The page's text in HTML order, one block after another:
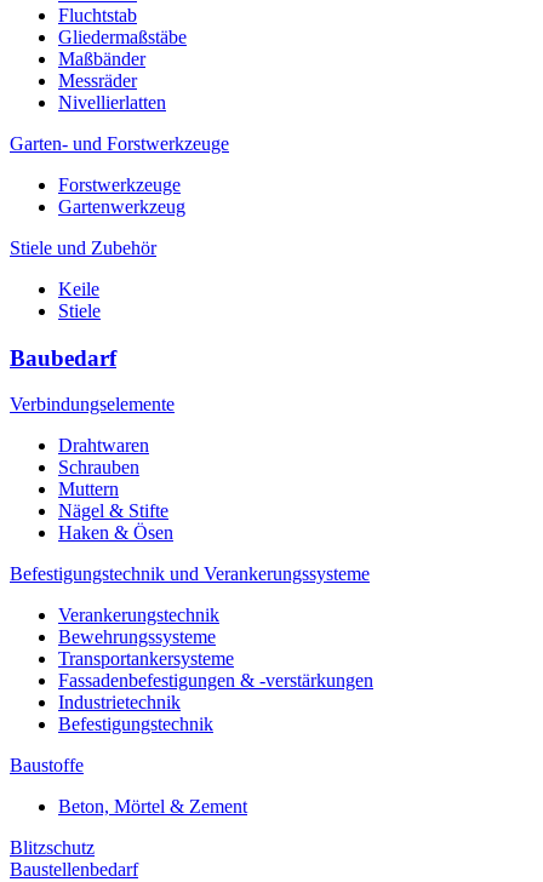
Fluchtstab
Gliedermaßstäbe
Maßbänder
Messräder
Nivellierlatten
Garten- und Forstwerkzeuge
Forstwerkzeuge
Gartenwerkzeug
Stiele und Zubehör
Keile
Stiele
Baubedarf
Verbindungselemente
Drahtwaren
Schrauben
Muttern
Nägel & Stifte
Haken & Ösen
Befestigungstechnik und Verankerungssysteme
Verankerungstechnik
Bewehrungssysteme
Transportankersysteme
Fassadenbefestigungen & -verstärkungen
Industrietechnik
Befestigungstechnik
Baustoffe
Beton, Mörtel & Zement
Blitzschutz
Baustellenbedarf